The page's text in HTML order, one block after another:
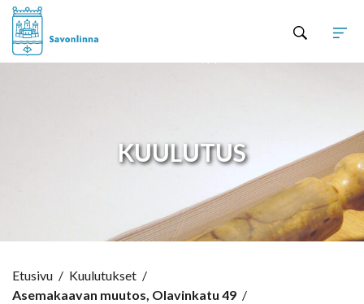
KUULUTUS
Etusivu / Kuulutukset /
Asemakaavan muutos, Olavinkatu 49 /